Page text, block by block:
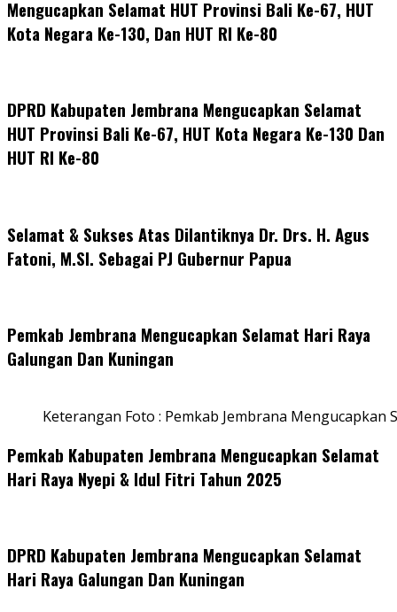
Mengucapkan Selamat HUT Provinsi Bali Ke-67, HUT
Kota Negara Ke-130, Dan HUT RI Ke-80
DPRD Kabupaten Jembrana Mengucapkan Selamat
HUT Provinsi Bali Ke-67, HUT Kota Negara Ke-130 Dan
HUT RI Ke-80
Selamat & Sukses Atas Dilantiknya Dr. Drs. H. Agus
Fatoni, M.SI. Sebagai PJ Gubernur Papua
Pemkab Jembrana Mengucapkan Selamat Hari Raya
Galungan Dan Kuningan
Keterangan Foto : Pemkab Jembrana Mengucapkan
Pemkab Kabupaten Jembrana Mengucapkan Selamat
Hari Raya Nyepi & Idul Fitri Tahun 2025
DPRD Kabupaten Jembrana Mengucapkan Selamat
Hari Raya Galungan Dan Kuningan